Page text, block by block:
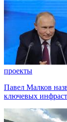
проекты
Павел Малков
ключевых